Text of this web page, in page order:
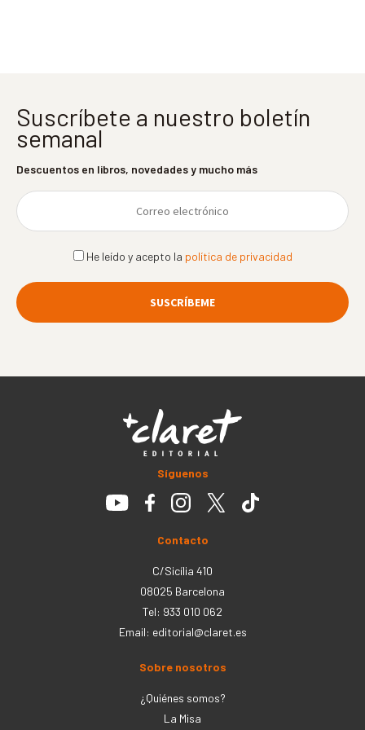
Suscríbete a nuestro boletín
semanal
Descuentos en libros, novedades y mucho más
He leído y acepto la política de privacidad
Síguenos
Contacto
C/Sicília 410
08025 Barcelona
Tel: 933 010 062
Email: editorial@claret.es
Sobre nosotros
¿Quiénes somos?
La Misa